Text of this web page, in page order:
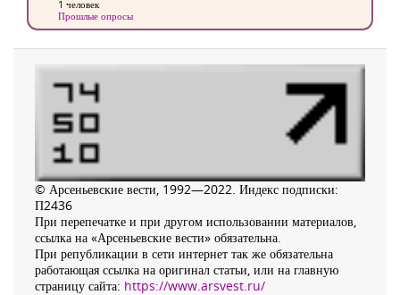
1 человек
Прошлые опросы
© Арсеньевские вести, 1992—2022. Индекс подписки:
П2436
При перепечатке и при другом использовании материалов,
ссылка на «Арсеньевские вести» обязательна.
При републикации в сети интернет так же обязательна
работающая ссылка на оригинал статьи, или на главную
страницу сайта: https://www.arsvest.ru/